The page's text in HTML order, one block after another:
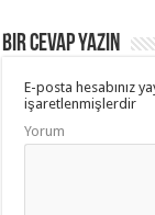
Bir cevap yazın
E-posta hesabınız
işaretlenmişlerdir
Yorum